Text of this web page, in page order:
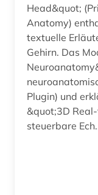
philologie (1)
Head&quot;
Anatomy)
textuelle
Gehirn. Das
Plugin) und
&quot;3D
steuerbare